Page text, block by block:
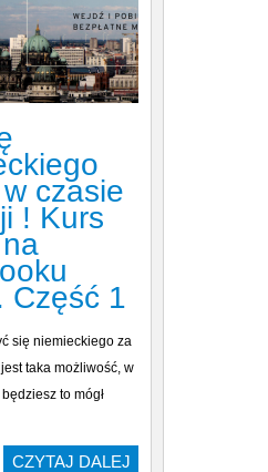
czasie
! Kurs
Część 1
się niemieckiego za
taka możliwość, w
to mógł
CZYTAJ DALEJ